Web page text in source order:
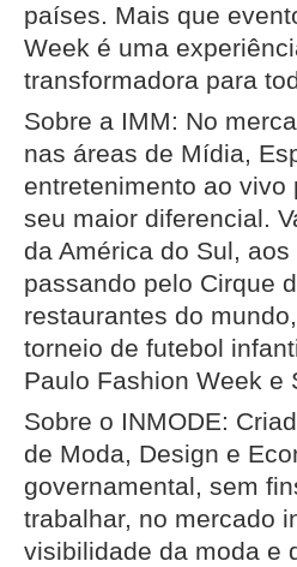
países. Mais que
Week é uma
transformadora para
Sobre a IMM: No
nas áreas de Mídia,
entretenimento ao
seu maior diferencial.
da América do Sul,
passando pelo Cirque
restaurantes do
torneio de futebol
Paulo Fashion Week e
Sobre o INMODE:
de Moda, Design e
governamental, sem
trabalhar, no mercado
visibilidade da moda e